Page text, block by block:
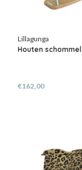
Lillagunga
Houten
€162,00